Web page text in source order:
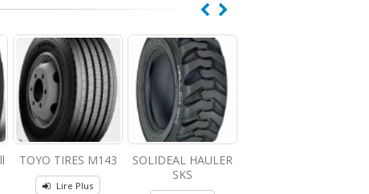
TOYO TIRES M143
Lire Plus
SOLIDEAL HAULER
SKS